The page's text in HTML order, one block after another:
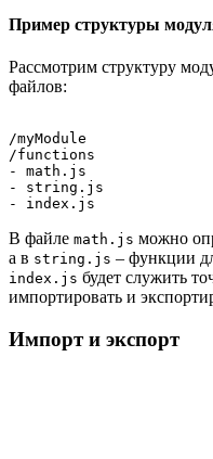
Пример структуры
Рассмотрим структуру
файлов:
/myModule
/functions
- math.js
- string.js
В файле math.js можно
а в string.js – функции
index.js будет служить
импортировать и
Импорт и экспорт